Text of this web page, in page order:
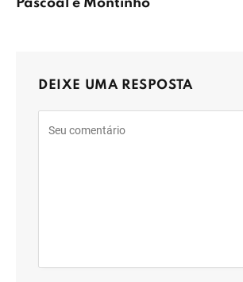
Pascoal e Montinho
DEIXE UMA RESPOSTA